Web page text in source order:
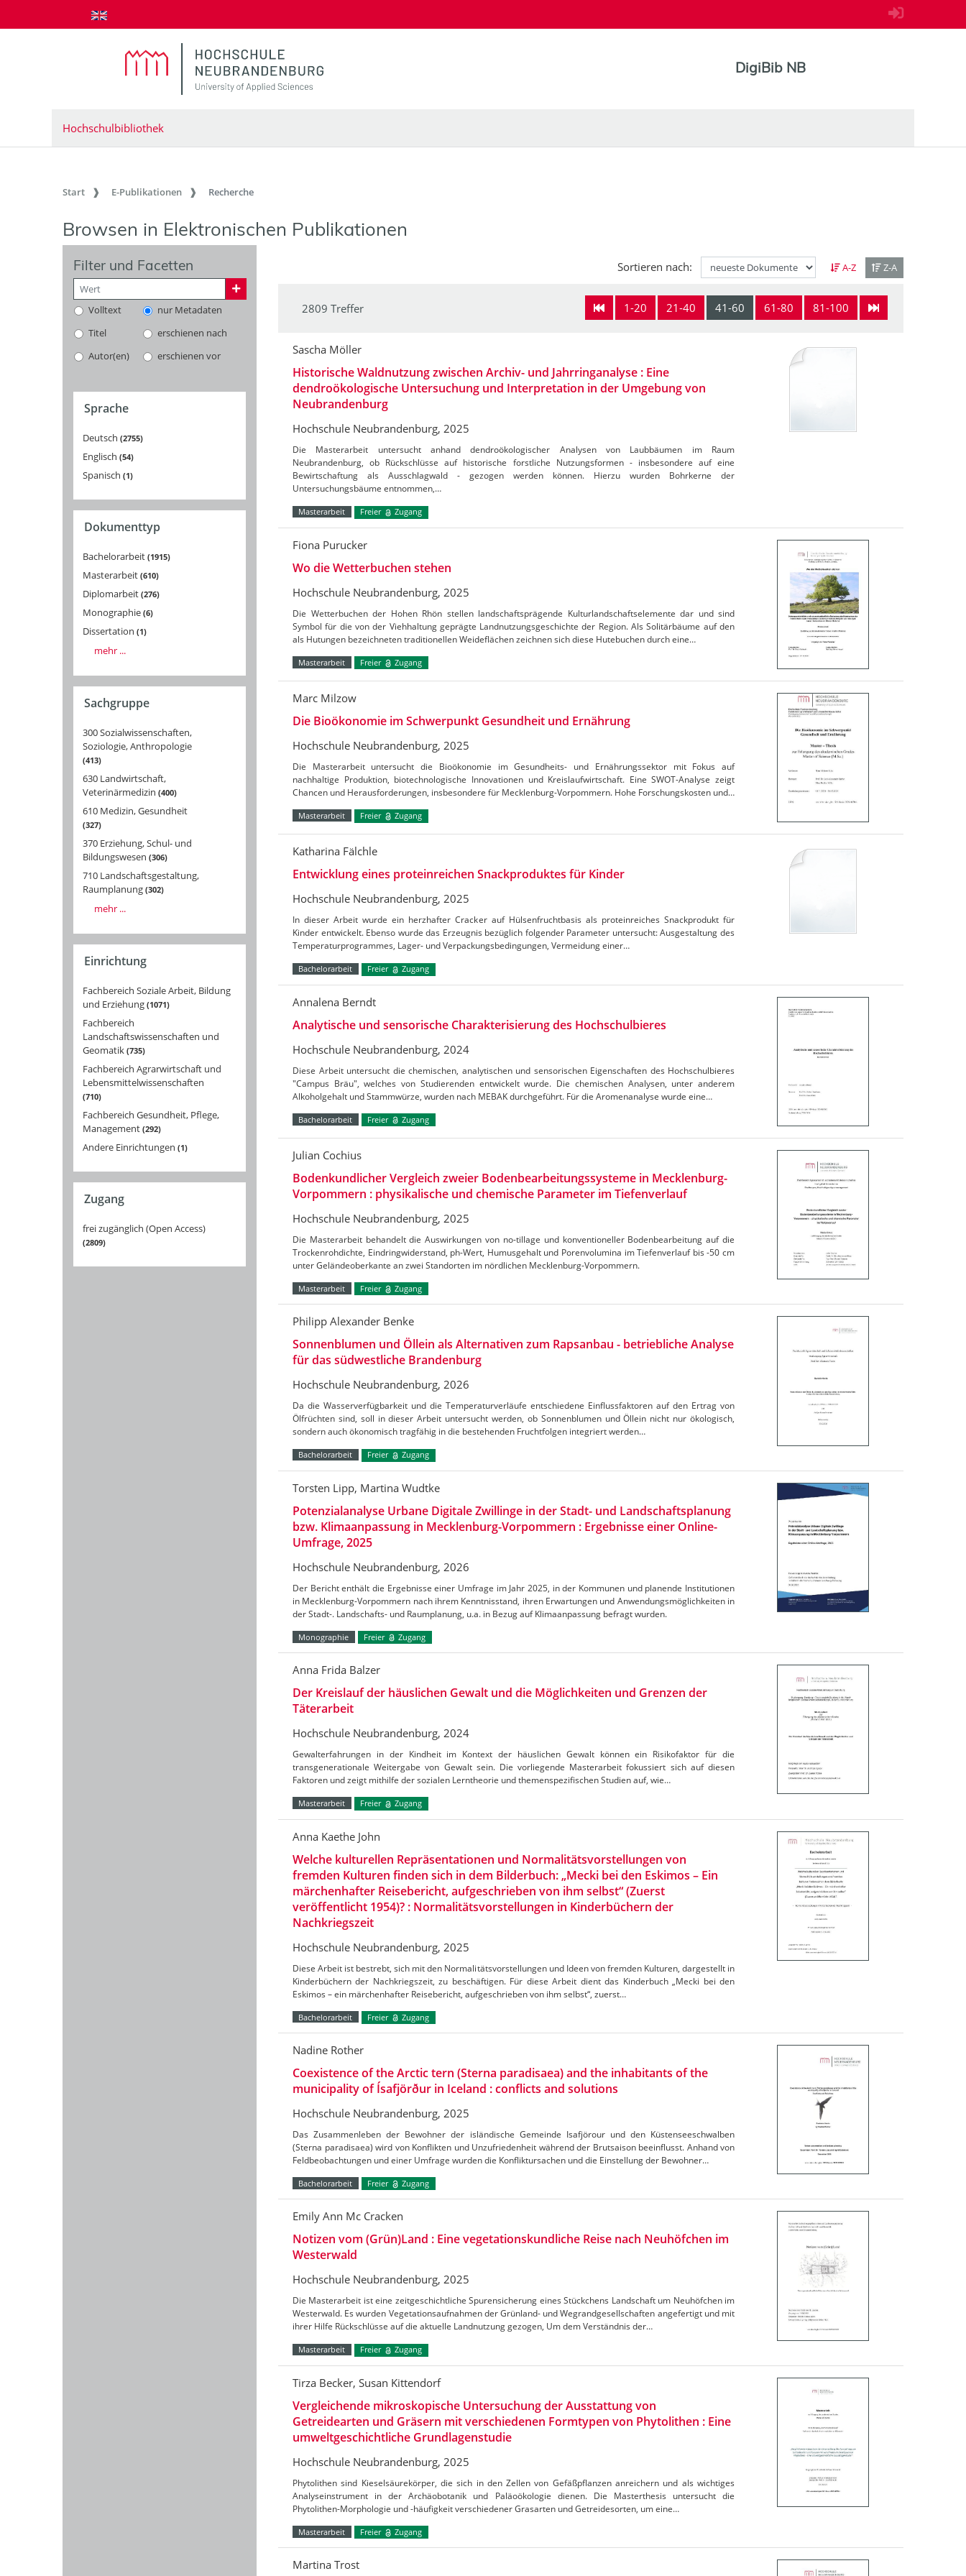
zum Inhalt springen
DigiBib NB
Hochschulbibliothek
Start E-Publikationen Recherche
Browsen in Elektronischen Publikationen
Filter und Facetten
Volltext
nur Metadaten
Titel
erschienen nach
Autor(en)
erschienen vor
Sprache
Deutsch 2755
Englisch 54
Spanisch 1
Dokumenttyp
Bachelorarbeit 1915
Masterarbeit 610
Diplomarbeit 276
Monographie 6
Dissertation 1
mehr ...
Sachgruppe
300 Sozialwissenschaften,
Soziologie, Anthropologie
413
630 Landwirtschaft,
Veterinärmedizin 400
610 Medizin, Gesundheit
327
370 Erziehung, Schul- und
Bildungswesen 306
710 Landschaftsgestaltung,
Raumplanung 302
mehr ...
Einrichtung
Fachbereich Soziale Arbeit, Bildung
und Erziehung 1071
Fachbereich
Landschaftswissenschaften und
Geomatik 735
Fachbereich Agrarwirtschaft und
Lebensmittelwissenschaften
710
Fachbereich Gesundheit, Pflege,
Management 292
Andere Einrichtungen 1
Zugang
frei zugänglich (Open Access)
2809
Sortieren nach: A-Z Z-A
1-20 21-40 41-60 61-80 81-100
2809 Treffer
Sascha Möller
Historische Waldnutzung zwischen Archiv- und Jahrringanalyse : Eine
dendroökologische Untersuchung und Interpretation in der Umgebung von
Neubrandenburg
Hochschule Neubrandenburg, 2025
Die Masterarbeit untersucht anhand dendroökologischer Analysen von Laubbäumen im Raum
Neubrandenburg, ob Rückschlüsse auf historische forstliche Nutzungsformen - insbesondere auf eine
Bewirtschaftung als Ausschlagwald - gezogen werden können. Hierzu wurden Bohrkerne der
Untersuchungsbäume entnommen,…
Masterarbeit Freier Zugang
Fiona Purucker
Wo die Wetterbuchen stehen
Hochschule Neubrandenburg, 2025
Die Wetterbuchen der Hohen Rhön stellen landschaftsprägende Kulturlandschaftselemente dar und sind
Symbol für die von der Viehhaltung geprägte Landnutzungsgeschichte der Region. Als Solitärbäume auf den
als Hutungen bezeichneten traditionellen Weideflächen zeichnen sich diese Hutebuchen durch eine…
Masterarbeit Freier Zugang
Marc Milzow
Die Bioökonomie im Schwerpunkt Gesundheit und Ernährung
Hochschule Neubrandenburg, 2025
Die Masterarbeit untersucht die Bioökonomie im Gesundheits- und Ernährungssektor mit Fokus auf
nachhaltige Produktion, biotechnologische Innovationen und Kreislaufwirtschaft. Eine SWOT-Analyse zeigt
Chancen und Herausforderungen, insbesondere für Mecklenburg-Vorpommern. Hohe Forschungskosten und…
Masterarbeit Freier Zugang
Katharina Fälchle
Entwicklung eines proteinreichen Snackproduktes für Kinder
Hochschule Neubrandenburg, 2025
In dieser Arbeit wurde ein herzhafter Cracker auf Hülsenfruchtbasis als proteinreiches Snackprodukt für
Kinder entwickelt. Ebenso wurde das Erzeugnis bezüglich folgender Parameter untersucht: Ausgestaltung des
Temperaturprogrammes, Lager- und Verpackungsbedingungen, Vermeidung einer…
Bachelorarbeit Freier Zugang
Annalena Berndt
Analytische und sensorische Charakterisierung des Hochschulbieres
Hochschule Neubrandenburg, 2024
Diese Arbeit untersucht die chemischen, analytischen und sensorischen Eigenschaften des Hochschulbieres
"Campus Bräu", welches von Studierenden entwickelt wurde. Die chemischen Analysen, unter anderem
Alkoholgehalt und Stammwürze, wurden nach MEBAK durchgeführt. Für die Aromenanalyse wurde eine…
Bachelorarbeit Freier Zugang
Julian Cochius
Bodenkundlicher Vergleich zweier Bodenbearbeitungssysteme in Mecklenburg-
Vorpommern : physikalische und chemische Parameter im Tiefenverlauf
Hochschule Neubrandenburg, 2025
Die Masterarbeit behandelt die Auswirkungen von no-tillage und konventioneller Bodenbearbeitung auf die
Trockenrohdichte, Eindringwiderstand, ph-Wert, Humusgehalt und Porenvolumina im Tiefenverlauf bis -50 cm
unter Geländeoberkante an zwei Standorten im nördlichen Mecklenburg-Vorpommern.
Masterarbeit Freier Zugang
Philipp Alexander Benke
Sonnenblumen und Öllein als Alternativen zum Rapsanbau - betriebliche Analyse
für das südwestliche Brandenburg
Hochschule Neubrandenburg, 2026
Da die Wasserverfügbarkeit und die Temperaturverläufe entschiedene Einflussfaktoren auf den Ertrag von
Ölfrüchten sind, soll in dieser Arbeit untersucht werden, ob Sonnenblumen und Öllein nicht nur ökologisch,
sondern auch ökonomisch tragfähig in die bestehenden Fruchtfolgen integriert werden…
Bachelorarbeit Freier Zugang
Torsten Lipp, Martina Wudtke
Potenzialanalyse Urbane Digitale Zwillinge in der Stadt- und Landschaftsplanung
bzw. Klimaanpassung in Mecklenburg-Vorpommern : Ergebnisse einer Online-
Umfrage, 2025
Hochschule Neubrandenburg, 2026
Der Bericht enthält die Ergebnisse einer Umfrage im Jahr 2025, in der Kommunen und planende Institutionen
in Mecklenburg-Vorpommern nach ihrem Kenntnisstand, ihren Erwartungen und Anwendungsmöglichkeiten in
der Stadt-. Landschafts- und Raumplanung, u.a. in Bezug auf Klimaanpassung befragt wurden.
Monographie Freier Zugang
Anna Frida Balzer
Der Kreislauf der häuslichen Gewalt und die Möglichkeiten und Grenzen der
Täterarbeit
Hochschule Neubrandenburg, 2024
Gewalterfahrungen in der Kindheit im Kontext der häuslichen Gewalt können ein Risikofaktor für die
transgenerationale Weitergabe von Gewalt sein. Die vorliegende Masterarbeit fokussiert sich auf diesen
Faktoren und zeigt mithilfe der sozialen Lerntheorie und themenspezifischen Studien auf, wie…
Masterarbeit Freier Zugang
Anna Kaethe John
Welche kulturellen Repräsentationen und Normalitätsvorstellungen von
fremden Kulturen finden sich in dem Bilderbuch: „Mecki bei den Eskimos – Ein
märchenhafter Reisebericht, aufgeschrieben von ihm selbst“ (Zuerst
veröffentlicht 1954)? : Normalitätsvorstellungen in Kinderbüchern der
Nachkriegszeit
Hochschule Neubrandenburg, 2025
Diese Arbeit ist bestrebt, sich mit den Normalitätsvorstellungen und Ideen von fremden Kulturen, dargestellt in
Kinderbüchern der Nachkriegszeit, zu beschäftigen. Für diese Arbeit dient das Kinderbuch „Mecki bei den
Eskimos – ein märchenhafter Reisebericht, aufgeschrieben von ihm selbst“, zuerst…
Bachelorarbeit Freier Zugang
Nadine Rother
Coexistence of the Arctic tern (Sterna paradisaea) and the inhabitants of the
municipality of Ísafjörður in Iceland : conflicts and solutions
Hochschule Neubrandenburg, 2025
Das Zusammenleben der Bewohner der isländische Gemeinde Isafjörour und den Küstenseeschwalben
(Sterna paradisaea) wird von Konflikten und Unzufriedenheit während der Brutsaison beeinflusst. Anhand von
Feldbeobachtungen und einer Umfrage wurden die Konfliktursachen und die Einstellung der Bewohner…
Bachelorarbeit Freier Zugang
Emily Ann Mc Cracken
Notizen vom (Grün)Land : Eine vegetationskundliche Reise nach Neuhöfchen im
Westerwald
Hochschule Neubrandenburg, 2025
Die Masterarbeit ist eine zeitgeschichtliche Spurensicherung eines Stückchens Landschaft um Neuhöfchen im
Westerwald. Es wurden Vegetationsaufnahmen der Grünland- und Wegrandgesellschaften angefertigt und mit
ihrer Hilfe Rückschlüsse auf die aktuelle Landnutzung gezogen, Um dem Verständnis der…
Masterarbeit Freier Zugang
Tirza Becker, Susan Kittendorf
Vergleichende mikroskopische Untersuchung der Ausstattung von
Getreidearten und Gräsern mit verschiedenen Formtypen von Phytolithen : Eine
umweltgeschichtliche Grundlagenstudie
Hochschule Neubrandenburg, 2025
Phytolithen sind Kieselsäurekörper, die sich in den Zellen von Gefäßpflanzen anreichern und als wichtiges
Analyseinstrument in der Archäobotanik und Paläoökologie dienen. Die Masterthesis untersucht die
Phytolithen-Morphologie und -häufigkeit verschiedener Grasarten und Getreidesorten, um eine…
Masterarbeit Freier Zugang
Martina Trost